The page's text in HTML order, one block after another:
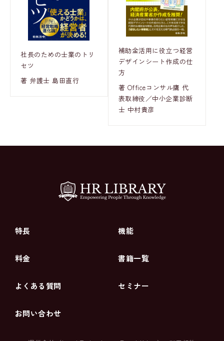
社長のための士業のトリ
セツ
著 弁護士 島田直行
補助金活用に役立つ経営
デザインシート作成の仕
方
著 Officeコンサル鷹 代
表取締役／中小企業診断
士 中村貴彦
特長 機能
料金 書籍一覧
よくある質問 セミナー
お問い合わせ